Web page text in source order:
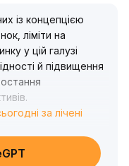
із концепцією
ліміти на
у цій галузі
й підвищення
.
WSDM, ймовірно,
стейблкоїнами та
впливом припливу
ціни
за лічені